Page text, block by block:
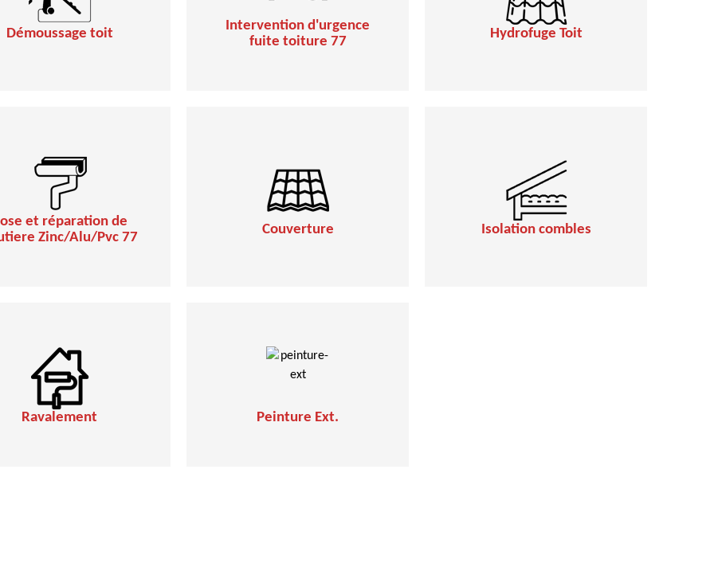
Démoussage toit
Intervention d'urgence
fuite toiture 77
Hydrofuge Toit
et réparation de
Zinc/Alu/Pvc 77
Couverture Isolation combles
Ravalement Peinture Ext.